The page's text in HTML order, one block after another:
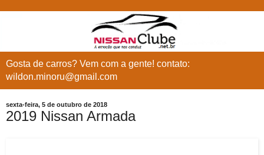
Gosta de carros? Vem com a gente! contato:
wildon.minoru@gmail.com
sexta-feira, 5 de outubro de 2018
2019 Nissan Armada